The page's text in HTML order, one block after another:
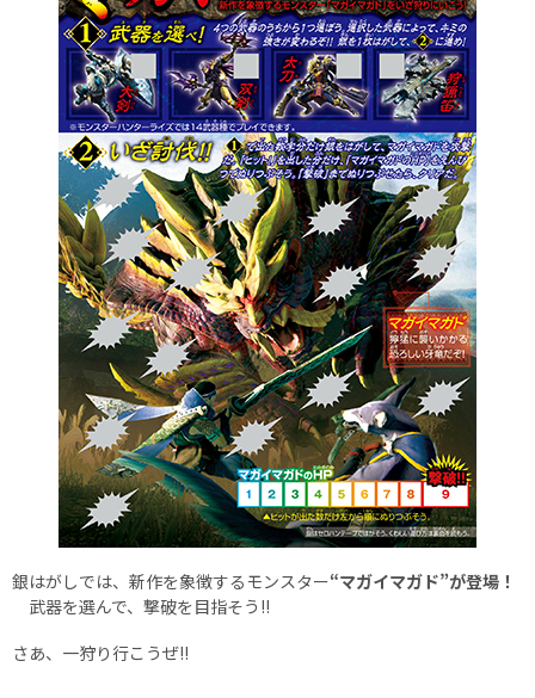
銀はがしでは、新作を象徴するモンスター“マガイマガド”が登場！
武器を選んで、撃破を目指そう!!
さあ、一狩り行こうぜ!!